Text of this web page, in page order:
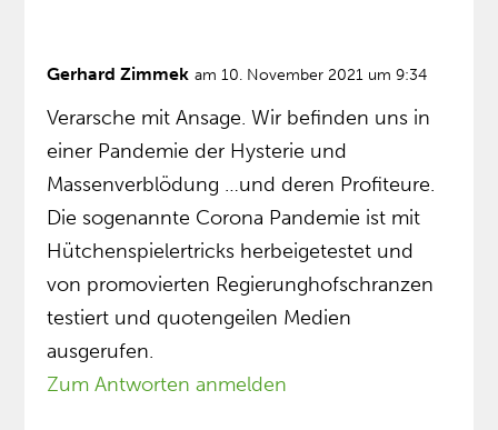
Gerhard Zimmek am 10. November 2021 um 9:34
Verarsche mit Ansage. Wir befinden uns in
einer Pandemie der Hysterie und
Massenverblödung …und deren Profiteure.
Die sogenannte Corona Pandemie ist mit
Hütchenspielertricks herbeigetestet und
von promovierten Regierunghofschranzen
testiert und quotengeilen Medien
ausgerufen.
Zum Antworten anmelden